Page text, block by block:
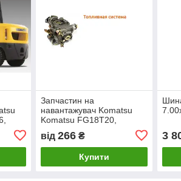
Запчастин на
навантажувач Komatsu
Komatsu FG18T20,
FD30T16: 4D95L, 4D95S,
4D105-5, 6D95L, 6D95...
від 266₴
Купити
3